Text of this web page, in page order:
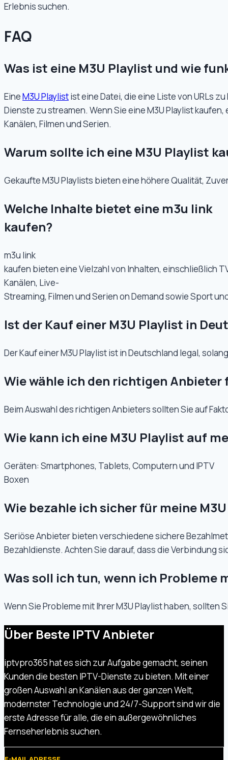
Erlebnis suchen.
FAQ
Was ist eine M3U Playlist und wie
EineM3U Playlistist eine Datei, die eine Liste von URLs
Dienste zu streamen. Wenn Sie eine M3U Playlist
Kanälen, Filmen und Serien.
Warum sollte ich eine M3U Playlist
Gekaufte M3U Playlists bieten eine höhere Qualität,
Welche Inhalte bietet eine m3u link
kaufen?
m3u link
kaufen bieten eine Vielzahl von Inhalten, einschließlich
Kanälen, Live-
Streaming, Filmen und Serien on Demand sowie Sport
Ist der Kauf einer M3U Playlist in
Der Kauf einer M3U Playlist ist in Deutschland legal,
Wie wähle ich den richtigen Anbieter
Beim Auswahl des richtigen Anbieters sollten Sie auf
Wie kann ich eine M3U Playlist auf
Geräten: Smartphones, Tablets, Computern und IPTV
Boxen
Wie bezahle ich sicher für meine
Seriöse Anbieter bieten verschiedene sichere
Bezahldienste. Achten Sie darauf, dass die Verbindung
Was soll ich tun, wenn ich Probleme
Wenn Sie Probleme mit Ihrer M3U Playlist haben,
Über Beste IPTV Anbieter
iptvpro365 hat es sich zur Aufgabe gemacht, seinen
Kunden die besten IPTV-Dienste zu bieten. Mit einer
großen Auswahl an Kanälen aus der ganzen Welt,
modernster Technologie und 24/7-Support sind wir die
erste Adresse für alle, die ein außergewöhnliches
Fernseherlebnis suchen.